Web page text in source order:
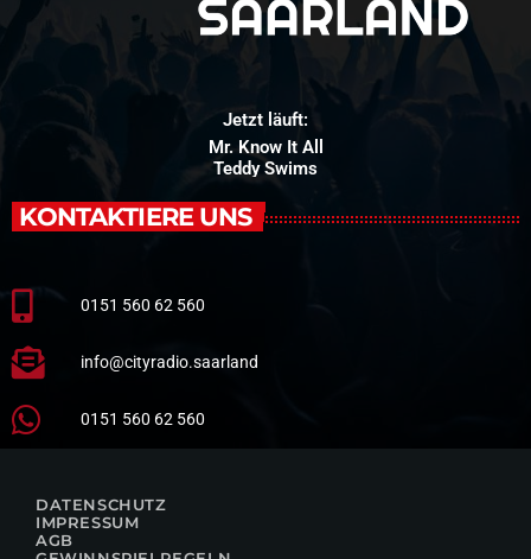
Jetzt läuft:
Mr. Know It All
Teddy Swims
KONTAKTIERE UNS
0151 560 62 560
info@cityradio.saarland
0151 560 62 560
DATENSCHUTZ
IMPRESSUM
AGB